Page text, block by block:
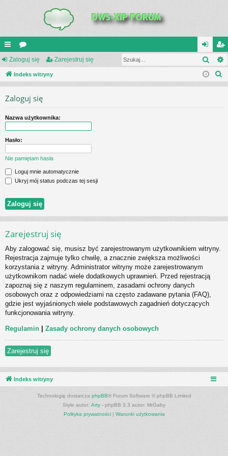
UI
C
IN
S
or
a
al
og
ar
ej
Zaloguj się Zarejestruj się
Indeks witryny
Zaloguj się
Nazwa użytkownika:
Hasło:
Nie pamiętam hasła
Loguj mnie automatycznie
Ukryj mój status podczas tej sesji
Zarejestruj się
Aby zalogować się, musisz być zarejestrowanym użytkownikiem witryny.
Rejestracja zajmuje tylko chwilę, a znacznie zwiększa możliwości
korzystania z witryny. Administrator witryny może zarejestrowanym
użytkownikom nadać wiele dodatkowych uprawnień. Przed rejestracją
zapoznaj się z naszym regulaminem, zasadami ochrony danych
osobowych oraz z odpowiedziami na często zadawane pytania (FAQ),
gdzie jest wyjaśnionych wiele podstawowych zagadnień dotyczących
funkcjonowania witryny.
Regulamin | Zasady ochrony danych osobowych
Zarejestruj się
Indeks witryny
Technologię dostarcza phpBB® Forum Software © phpBB Limited
Style autor: Arty - phpBB 3.3 autor: MrGaby
Polityka prywatności| Warunki użytkowania